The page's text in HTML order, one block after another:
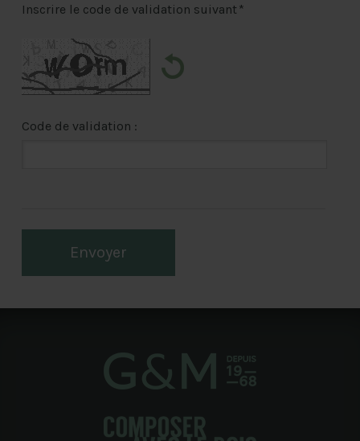
Inscrire le code de validation suivant *
Code de validation :
Envoyer